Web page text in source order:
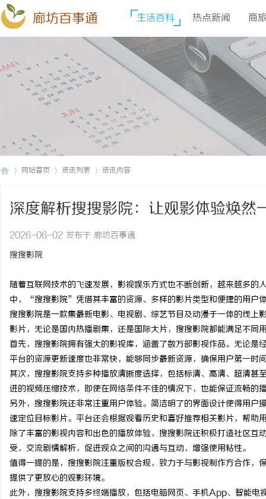
廊坊百事通 生活百科 热点新闻 商
网站首页 资讯列表 资讯内容
深度解析搜搜影院：让观影体验焕然
2026-06-02 发布于 廊坊百事通
搜搜影院
随着互联网技术的飞速发展，影视娱乐方式也不断创新，越来越多
中，“搜搜影院”凭借其丰富的资源、多样的影片类型和便捷的用户
搜搜影院是一款集最新电影、电视剧、综艺节目及动漫于一体的线
影片，无论是国内热播剧集，还是国际大片，搜搜影院都能满足不同
首先，搜搜影院拥有强大的影视库，涵盖了数万部影视作品。无论
平台的资源更新速度也非常快，能够同步最新资源，确保用户第一时
其次，搜搜影院支持多种播放清晰度选择，包括标清、高清、超清
进的视频压缩技术，即使在网络条件不佳的情况下，也能保证流畅的
另外，搜搜影院还非常注重用户体验。简洁明了的界面设计使得用
速定位目标影片。平台还会根据观看历史和喜好推荐相关影片，帮助
除了丰富的影视内容和出色的播放体验，搜搜影院还积极打造社区
受，交流剧情解析，促进观众之间的沟通与互动，增强使用粘性。
值得一提的是，搜搜影院注重版权合规，致力于与影视制作方合作
提供了更放心的观影环境。
此外，搜搜影院支持多终端播放，包括电脑网页、手机App、智能